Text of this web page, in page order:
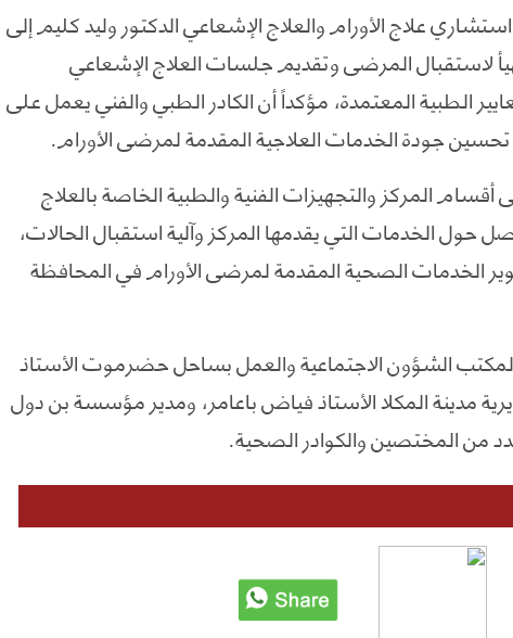
واستشاري علاج الأورام والعلاج الإشعاعي الدكتور وليد كليم إلى
لاستقبال المرضى وتقديم جلسات العلاج الإشعاعي
الطبية المعتمدة، مؤكداً أن الكادر الطبي والفني يعمل على
جودة الخدمات العلاجية المقدمة لمرضى الأورام.
المركز والتجهيزات الفنية والطبية الخاصة بالعلاج
الخدمات التي يقدمها المركز وآلية استقبال الحالات،
الخدمات الصحية المقدمة لمرضى الأورام في المحافظة
لمكتب الشؤون الاجتماعية والعمل بساحل حضرموت الأستاذ
مدينة المكلا الأستاذ فياض باعامر، ومدير مؤسسة بن دول
من المختصين والكوادر الصحية.